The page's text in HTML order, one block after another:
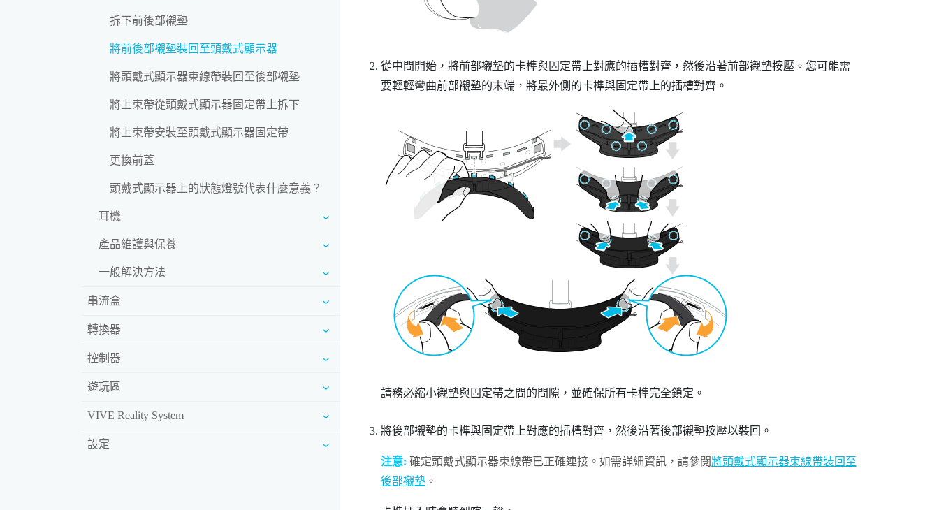
拆下前後部襯墊
將前後部襯墊裝回至頭戴式顯示器
將頭戴式顯示器束線帶裝回至後部襯墊
將上束帶從頭戴式顯示器固定帶上拆下
將上束帶安裝至頭戴式顯示器固定帶
更換前蓋
頭戴式顯示器上的狀態燈號代表什麼意義？
耳機
產品維護與保養
一般解決方法
串流盒
轉換器
控制器
遊玩區
VIVE Reality System
設定
從中間開始，將前部襯墊的卡榫與固定帶上對應的插槽對齊，然後沿著前部襯墊按壓。您可能需
要輕輕彎曲前部襯墊的末端，將最外側的卡榫與固定帶上的插槽對齊。
請務必縮小襯墊與固定帶之間的間隙，並確保所有卡榫完全鎖定。
將後部襯墊的卡榫與固定帶上對應的插槽對齊，然後沿著後部襯墊按壓以裝回。
注意: 確定頭戴式顯示器束線帶已正確連接。如需詳細資訊，請參閱將頭戴式顯示器束線帶裝回至
後部襯墊。